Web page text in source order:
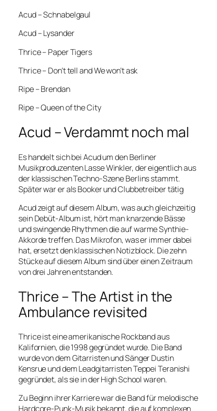
Acud – Schnabelgaul
Acud – Lysander
Thrice – Paper Tigers
Thrice – Don’t tell and We won’t ask
Ripe – Brendan
Ripe – Queen of the City
Acud – Verdammt noch mal
Es handelt sich bei Acud um den Berliner
Musikproduzenten Lasse Winkler, der eigentlich aus
der klassischen Techno-Szene Berlins stammt.
Später war er als Booker und Clubbetreiber tätig
Acud zeigt auf diesem Album, was auch gleichzeitig
sein Debüt-Album ist, hört man knarzende Bässe
und swingende Rhythmen die auf warme Synthie-
Akkorde treffen. Das Mikrofon, was er immer dabei
hat, ersetzt den klassischen Notizblock. Die zehn
Stücke auf diesem Album sind über einen Zeitraum
von drei Jahren entstanden.
Thrice – The Artist in the
Ambulance revisited
Thrice ist eine amerikanische Rockband aus
Kalifornien, die 1998 gegründet wurde. Die Band
wurde von dem Gitarristen und Sänger Dustin
Kensrue und dem Leadgitarristen Teppei Teranishi
gegründet, als sie in der High School waren.
Zu Beginn ihrer Karriere war die Band für melodische
Hardcore-Punk-Musik bekannt, die auf komplexen